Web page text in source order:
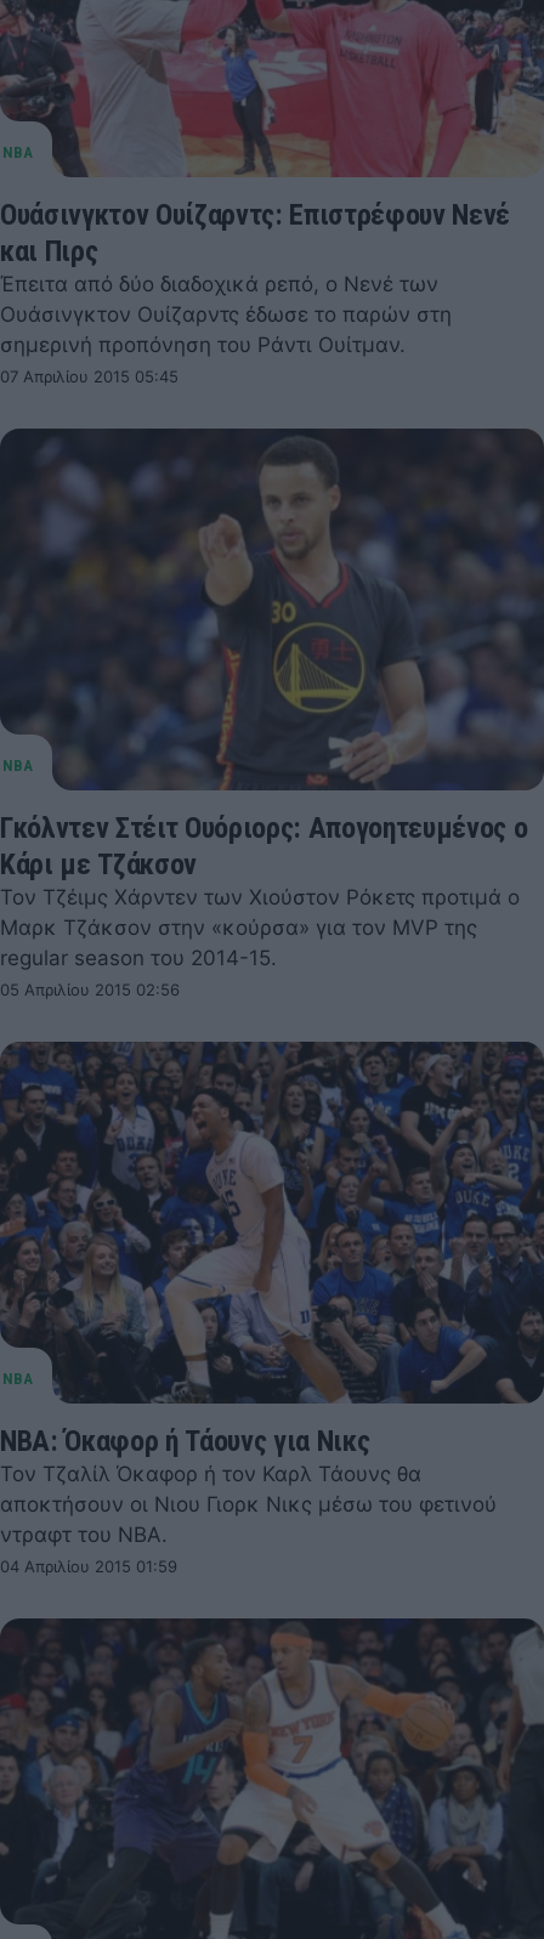
Ουάσινγκτον Ουίζαρντς: Επιστρέφουν Νενέ
και Πιρς
Έπειτα από δύο διαδοχικά ρεπό, ο Νενέ των
Ουάσινγκτον Ουίζαρντς έδωσε το παρών στη
σημερινή προπόνηση του Ράντι Ουίτμαν.
07 Απριλίου 2015 05:45
Γκόλντεν Στέιτ Ουόριορς: Απογοητευμένος ο
Κάρι με Τζάκσον
Τον Τζέιμς Χάρντεν των Χιούστον Ρόκετς προτιμά ο
Μαρκ Τζάκσον στην «κούρσα» για τον MVP της
regular season του 2014-15.
05 Απριλίου 2015 02:56
NBA: Όκαφορ ή Τάουνς για Νικς
Τον Τζαλίλ Όκαφορ ή τον Καρλ Τάουνς θα
αποκτήσουν οι Νιου Γιορκ Νικς μέσω του φετινού
ντραφτ του NBA.
04 Απριλίου 2015 01:59